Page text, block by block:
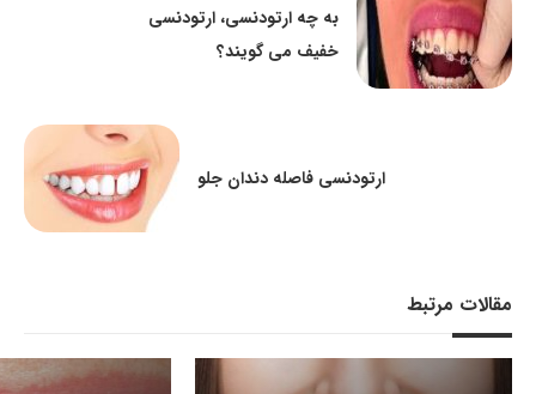
به چه ارتودنسی، ارتودنسی
خفیف می گویند؟
ارتودنسی فاصله دندان جلو
مقالات مرتبط